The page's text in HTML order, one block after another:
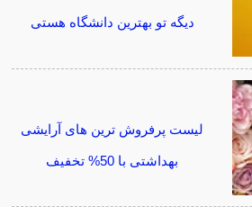
دیگه تو بهترین دانشگاه هستی
لیست پرفروش ترین های آرایشی
بهداشتی با 50% تخفیف